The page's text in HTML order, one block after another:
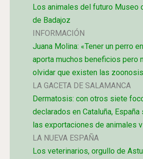
Los animales del futuro Museo
de Badajoz
INFORMACIÓN
Juana Molina: «Tener un perro
aporta muchos beneficios pero
olvidar que existen las
LA GACETA DE SALAMANCA
Dermatosis: con otros siete
declarados en Cataluña, España
las exportaciones de animales
LA NUEVA ESPAÑA
Los veterinarios, orgullo de